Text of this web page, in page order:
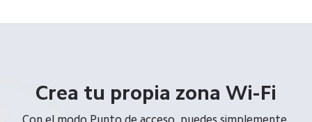
Crea tu propia zona Wi-Fi
Con el modo Punto de acceso, puedes simplemente